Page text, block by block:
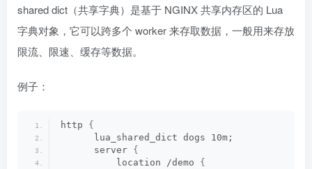
shared dict（共享字典）是基于 NGINX 共享内存区的 Lua
字典对象，它可以跨多个 worker 来存取数据，一般用来存放
限流、限速、缓存等数据。
例子：
http {
      lua_shared_dict dogs 10m;
      server
{
          location /demo
{